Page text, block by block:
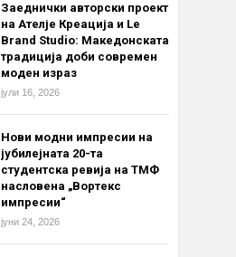
Заеднички авторски проект
на Ателје Креација и Le
Brand Studio: Македонската
традиција доби современ
моден израз
јули 16, 2026
Нови модни импресии на
јубилејната 20-та
студентска ревија на ТМФ
насловена „Вортекс
импресии“
јуни 24, 2026